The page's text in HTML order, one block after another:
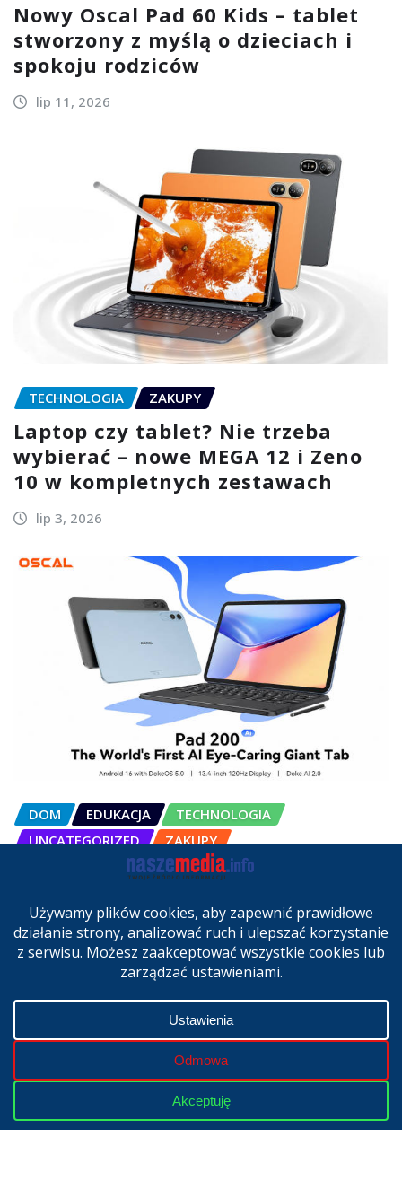
Nowy Oscal Pad 60 Kids – tablet
stworzony z myślą o dzieciach i
spokoju rodziców
lip 11, 2026
TECHNOLOGIA ZAKUPY
Laptop czy tablet? Nie trzeba
wybierać – nowe MEGA 12 i Zeno
10 w kompletnych zestawach
lip 3, 2026
DOM EDUKACJA
TECHNOLOGIA
UNCATEGORIZED
ZAKUPY
OSCAL Pad 200 alternatywą dla
sprzedaży w Polsce
cze 27, 2026